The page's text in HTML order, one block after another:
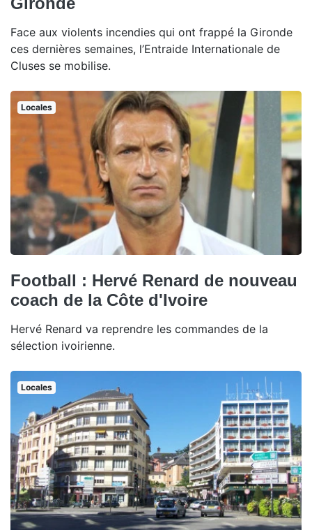
Face aux violents incendies qui ont frappé la Gironde
ces dernières semaines, l’Entraide Internationale de
Cluses se mobilise.
Locales
Football : Hervé Renard de nouveau
coach de la Côte d'Ivoire
Hervé Renard va reprendre les commandes de la
sélection ivoirienne.
Locales